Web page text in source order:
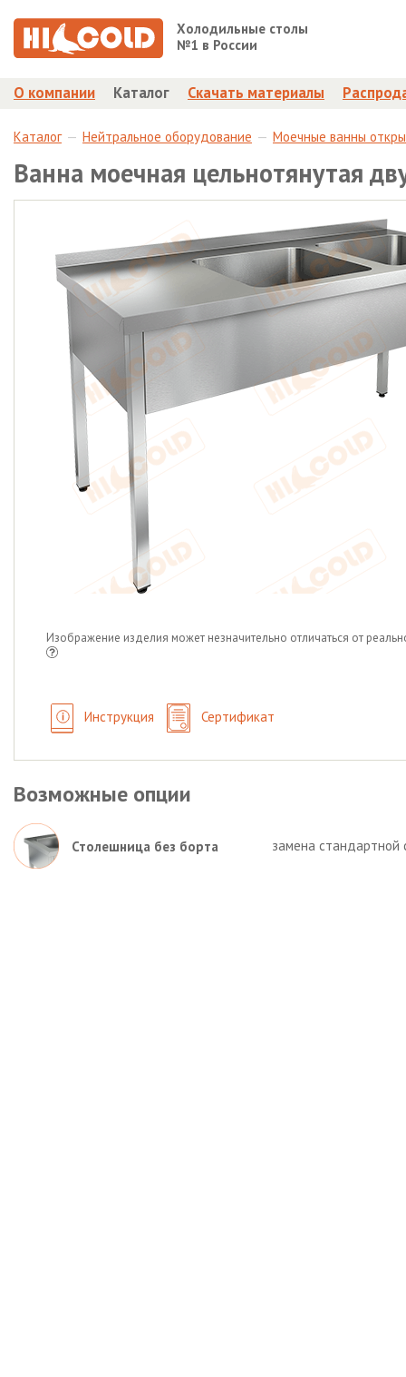
Холодильные столы
№1 в России
О компании Каталог Скачать материалы
Каталог Нейтральное оборудование Моечные ванны
Ванна моечная цельнотянутая
Изображение изделия может незначительно отличаться от
Инструкция Сертификат
Возможные опции
Столешница без борта замена стандартной